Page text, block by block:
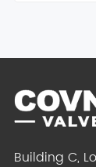
Building C,